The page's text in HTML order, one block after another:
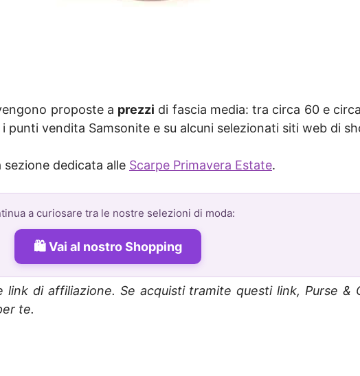
proposte a prezzi di fascia media: tra circa 60 e
punti vendita Samsonite e su alcuni selezionati siti web di
dedicata alle Scarpe Primavera Estate.
a curiosare tra le nostre selezioni di moda:
Vai al nostro Shopping
di affiliazione. Se acquisti tramite questi link, Purse &
te.